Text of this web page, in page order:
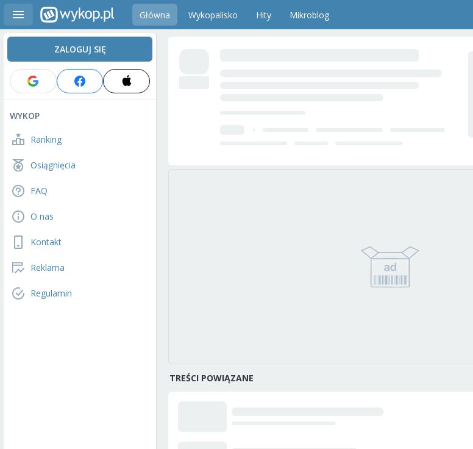
Główna Wykopalisko Hity Mikroblog
ZALOGUJ SIĘ
WYKOP
Ranking
Osiągnięcia
FAQ
O nas
Kontakt
Reklama
Regulamin
TREŚCI POWIĄZANE